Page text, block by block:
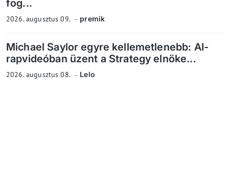
fog...
2026. augusztus 09. premik
Michael Saylor egyre kellemetlenebb: AI-
rapvideóban üzent a Strategy elnöke...
2026. augusztus 08. Lelo